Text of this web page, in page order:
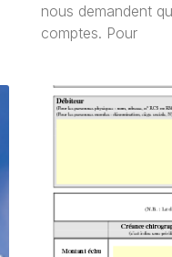
nous demandent
comptes. Pour